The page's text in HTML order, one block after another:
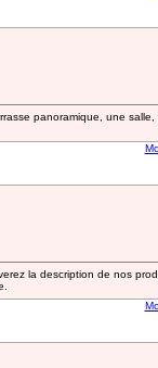
panoramique, une salle,
la description de nos